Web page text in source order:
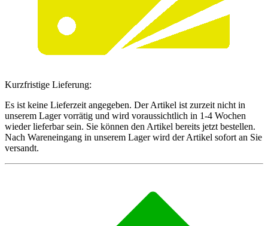
Kurzfristige Lieferung:
Es ist keine Lieferzeit angegeben. Der Artikel ist zurzeit nicht in
unserem Lager vorrätig und wird voraussichtlich in 1-4 Wochen
wieder lieferbar sein. Sie können den Artikel bereits jetzt bestellen.
Nach Wareneingang in unserem Lager wird der Artikel sofort an Sie
versandt.